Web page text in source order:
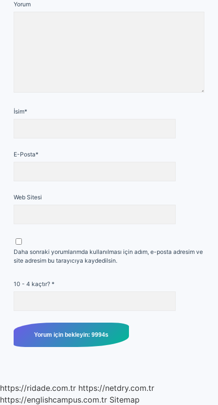
Yorum
İsim*
E-Posta*
Web Sitesi
Daha sonraki yorumlarımda kullanılması için adım, e-posta adresim ve
site adresim bu tarayıcıya kaydedilsin.
10 - 4 kaçtır? *
https://ridade.com.tr https://netdry.com.tr
https://englishcampus.com.tr Sitemap